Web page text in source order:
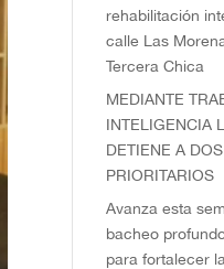
rehabilitación
calle Las
Tercera Chica
MEDIANTE
INTELIGENCIA
DETIENE A
PRIORITARIOS
Avanza esta
bacheo
para fortalecer